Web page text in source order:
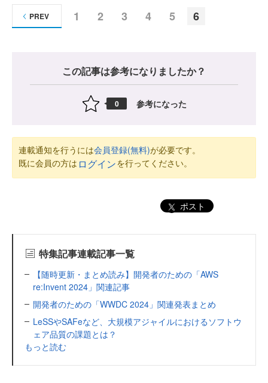
1 2 3 4 5 6
PREV
この記事は参考になりましたか？
0 参考になった
連載通知を行うには会員登録(無料)が必要です。
既に会員の方は ログインを行ってください。
ポスト
特集記事連載記事一覧
【随時更新・まとめ読み】開発者のための「AWS
re:Invent 2024」関連記事
開発者のための「WWDC 2024」関連発表まとめ
LeSSやSAFeなど、大規模アジャイルにおけるソフトウ
ェア品質の課題とは？
もっと読む